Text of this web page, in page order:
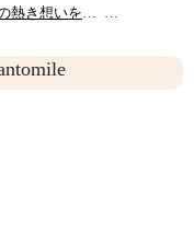
ングに！風のクロノア ゲーム人気投票